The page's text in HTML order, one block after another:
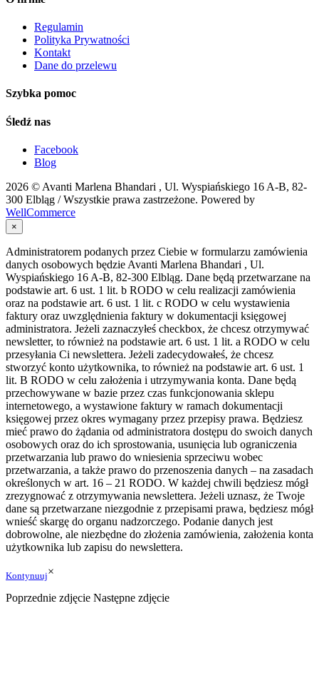
Regulamin
Polityka Prywatności
Kontakt
Dane do przelewu
Szybka pomoc
Śledź nas
Facebook
Blog
2026 © Avanti Marlena Bhandari , Ul. Wyspiańskiego 16 A-B, 82-
300 Elbląg / Wszystkie prawa zastrzeżone. Powered by
WellCommerce
×
Administratorem podanych przez Ciebie w formularzu zamówienia
danych osobowych będzie Avanti Marlena Bhandari , Ul.
Wyspiańskiego 16 A-B, 82-300 Elbląg. Dane będą przetwarzane na
podstawie art. 6 ust. 1 lit. b RODO w celu realizacji zamówienia
oraz na podstawie art. 6 ust. 1 lit. c RODO w celu wystawienia
faktury oraz uwzględnienia faktury w dokumentacji księgowej
administratora. Jeżeli zaznaczyłeś checkbox, że chcesz otrzymywać
newsletter, to również na podstawie art. 6 ust. 1 lit. a RODO w celu
przesyłania Ci newslettera. Jeżeli zadecydowałeś, że chcesz
stworzyć konto użytkownika, to również na podstawie art. 6 ust. 1
lit. B RODO w celu założenia i utrzymywania konta. Dane będą
przechowywane w bazie przez czas funkcjonowania sklepu
internetowego, a wystawione faktury w ramach dokumentacji
księgowej przez okres wymagany przez przepisy prawa. Będziesz
mieć prawo do żądania od administratora dostępu do swoich danych
osobowych oraz do ich sprostowania, usunięcia lub ograniczenia
przetwarzania lub prawo do wniesienia sprzeciwu wobec
przetwarzania, a także prawo do przenoszenia danych – na zasadach
określonych w art. 16 – 21 RODO. W każdej chwili będziesz mógł
zrezygnować z otrzymywania newslettera. Jeżeli uznasz, że Twoje
dane są przetwarzane niezgodnie z przepisami prawa, będziesz mógł
wnieść skargę do organu nadzorczego. Podanie danych jest
dobrowolne, ale niezbędne do złożenia zamówienia, założenia konta
użytkownika lub zapisu do newslettera.
Kontynuuj×
Poprzednie zdjęcie Następne zdjęcie